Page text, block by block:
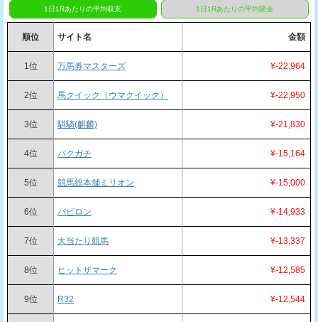
1日1Rあたりの平均収支 1日1Rあたりの平均賭金
順位 サイト名 金額
1位 万馬券マスターズ ¥-22,964
2位 馬クイック（ウマクイック） ¥-22,950
3位 騏驎(麒麟) ¥-21,830
4位 バクガチ ¥-15,164
5位 競馬総本舗ミリオン ¥-15,000
6位 バビロン ¥-14,933
7位 大当たり競馬 ¥-13,337
8位 ヒットザマーク ¥-12,585
9位 R32 ¥-12,544